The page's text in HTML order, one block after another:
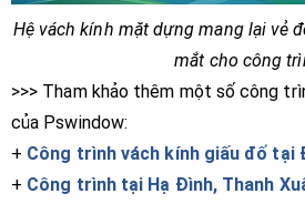
Hệ vách kính mặt dựng mang lại vẻ
mắt cho công
>>> Tham khảo thêm một số công
của Pswindow:
+ Công trình vách kính giấu đố tại
+ Công trình tại Hạ Đình, Thanh